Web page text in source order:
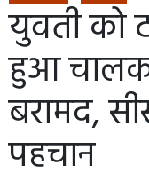
युवती को
हुआ चालक
बरामद,
पहचान